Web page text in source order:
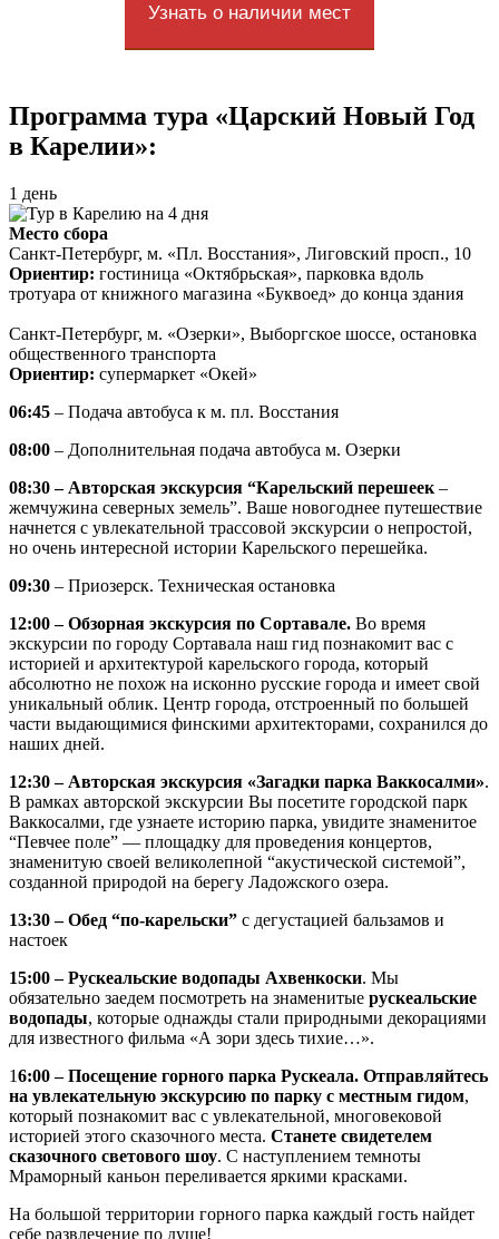
Узнать о наличии мест
Программа тура «Царский Новый Год
в Карелии»:
1 день
Место сбора
Санкт-Петербург, м. «Пл. Восстания», Лиговский просп., 10
Ориентир: гостиница «Октябрьская», парковка вдоль
тротуара от книжного магазина «Буквоед» до конца здания
Санкт-Петербург, м. «Озерки», Выборгское шоссе, остановка
общественного транспорта
Ориентир: супермаркет «Окей»
06:45 – Подача автобуса к м. пл. Восстания
08:00 – Дополнительная подача автобуса м. Озерки
08:30 – Авторская экскурсия “Карельский перешеек –
жемчужина северных земель”. Ваше новогоднее путешествие
начнется с увлекательной трассовой экскурсии о непростой,
но очень интересной истории Карельского перешейка.
09:30 – Приозерск. Техническая остановка
12:00 – Обзорная экскурсия по Сортавале. Во время
экскурсии по городу Сортавала наш гид познакомит вас с
историей и архитектурой карельского города, который
абсолютно не похож на исконно русские города и имеет свой
уникальный облик. Центр города, отстроенный по большей
части выдающимися финскими архитекторами, сохранился до
наших дней.
12:30 – Авторская экскурсия «Загадки парка Ваккосалми».
В рамках авторской экскурсии Вы посетите городской парк
Ваккосалми, где узнаете историю парка, увидите знаменитое
“Певчее поле” — площадку для проведения концертов,
знаменитую своей великолепной “акустической системой”,
созданной природой на берегу Ладожского озера.
13:30 – Обед “по-карельски” с дегустацией бальзамов и
настоек
15:00 – Рускеальские водопады Ахвенкоски. Мы
обязательно заедем посмотреть на знаменитые рускеальские
водопады, которые однажды стали природными декорациями
для известного фильма «А зори здесь тихие…».
16:00 – Посещение горного парка Рускеала. Отправляйтесь
на увлекательную экскурсию по парку с местным гидом,
который познакомит вас с увлекательной, многовековой
историей этого сказочного места. Станете свидетелем
сказочного светового шоу. С наступлением темноты
Мраморный каньон переливается яркими красками.
На большой территории горного парка каждый гость найдет
себе развлечение по душе!